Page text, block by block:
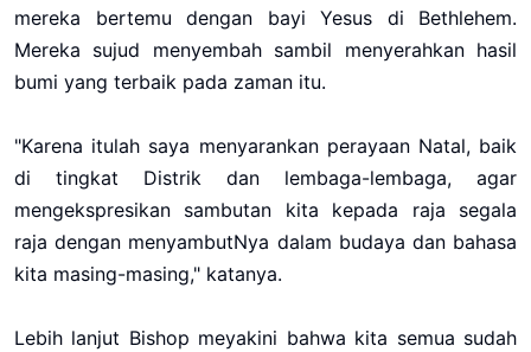
mereka bertemu dengan bayi Yesus di Bethlehem.
Mereka sujud menyembah sambil menyerahkan hasil
bumi yang terbaik pada zaman itu.
"Karena itulah saya menyarankan perayaan Natal, baik
di tingkat Distrik dan lembaga-lembaga, agar
mengekspresikan sambutan kita kepada raja segala
raja dengan menyambutNya dalam budaya dan bahasa
kita masing-masing," katanya.
Lebih lanjut Bishop meyakini bahwa kita semua sudah